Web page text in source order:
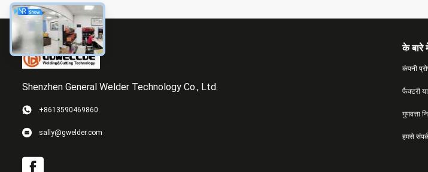
Shenzhen General Welder Technology Co., Ltd.
+8613590469860
sally@gwelder.com
के बारे
कंपनी
फैक्टरी
गुणवत्ता
हमसे